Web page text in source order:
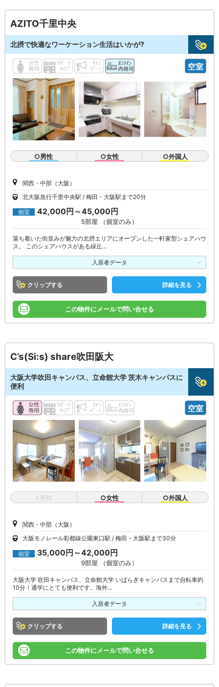
AZITO千里中央
北摂で快適なワーケーション生活はいかが?
空室
○男性 ○女性 ○外国人
関西・中部（大阪）
北大阪急行千里中央駅
梅田・大阪駅まで20分
個室 42,000円～45,000円
5部屋 （個室のみ）
落ち着いた街並みが魅力の北摂エリアにオープンした一軒家型シェアハウ
ス。 このシェアハウスがある緑丘…
入居者データ
クリップ 詳細を見る
この物件にメールで問い合せる
C’s(Si:s) share吹田阪大
大阪大学吹田キャンパス、立命館大学 茨木キャンパスに
便利
空室
×男性 ○女性 ○外国人
関西・中部（大阪）
大阪モノレール彩都線公園東口駅
梅田・大阪駅まで30分
個室 35,000円～42,000円
9部屋 （個室のみ）
大阪大学 吹田キャンパス、立命館大学 いばらぎキャンパスまで自転車約
10分！通学にとても便利です。海外…
入居者データ
クリップ 詳細を見る
この物件にメールで問い合せる